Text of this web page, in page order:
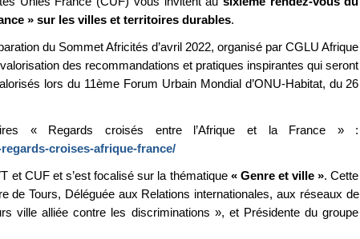
» sur les villes et territoires durables.
du Sommet Africités d’avril 2022, organisé par CGLU Afrique
des recommandations et pratiques inspirantes qui seront
lors du 11ème Forum Urbain Mondial d’ONU-Habitat, du 26
« Regards croisés entre l’Afrique et la France » :
croises-afrique-france/
et CUF et s’est focalisé sur la thématique « Genre et ville ». Cette
de Tours, Déléguée aux Relations internationales, aux réseaux de
ville alliée contre les discriminations », et Présidente du groupe